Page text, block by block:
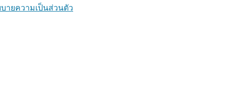
ายความเป็นส่วนตัว